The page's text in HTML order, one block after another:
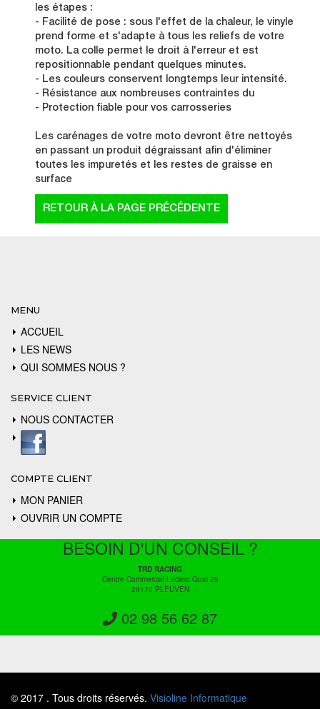
les étapes :
- Facilité de pose : sous l'effet de la chaleur, le vinyle
prend forme et s'adapte à tous les reliefs de votre
moto. La colle permet le droit à l'erreur et est
repositionnable pendant quelques minutes.
- Les couleurs conservent longtemps leur intensité.
- Résistance aux nombreuses contraintes du
- Protection fiable pour vos carrosseries
Les carénages de votre moto devront être nettoyés
en passant un produit dégraissant afin d'éliminer
toutes les impuretés et les restes de graisse en
surface
MENU
ACCUEIL
LES NEWS
QUI SOMMES NOUS ?
SERVICE CLIENT
NOUS CONTACTER
COMPTE CLIENT
MON PANIER
OUVRIR UN COMPTE
BESOIN D'UN CONSEIL ?
TRD RACING
Centre Commercial Leclerc Quai 29
29170 PLEUVEN
02 98 56 62 87
© 2017 . Tous droits réservés. Visioline Informatique